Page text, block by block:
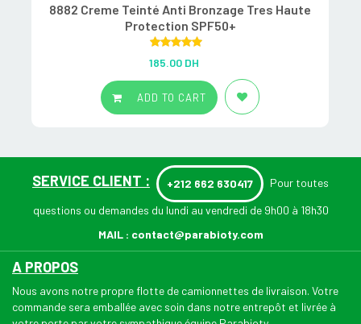
8882 Creme Teinté Anti Bronzage Tres Haute
Protection SPF50+
out of 5
185.00 DH
ADD TO CART
SERVICE CLIENT : +212 662 630417 Pour toutes
questions ou demandes du lundi au vendredi de 9h00 à 18h30
MAIL : contact@parabioty.com
A PROPOS
Nous avons notre propre flotte de camionnettes de livraison. Votre
commande sera emballée avec soin dans notre entrepôt et livrée à